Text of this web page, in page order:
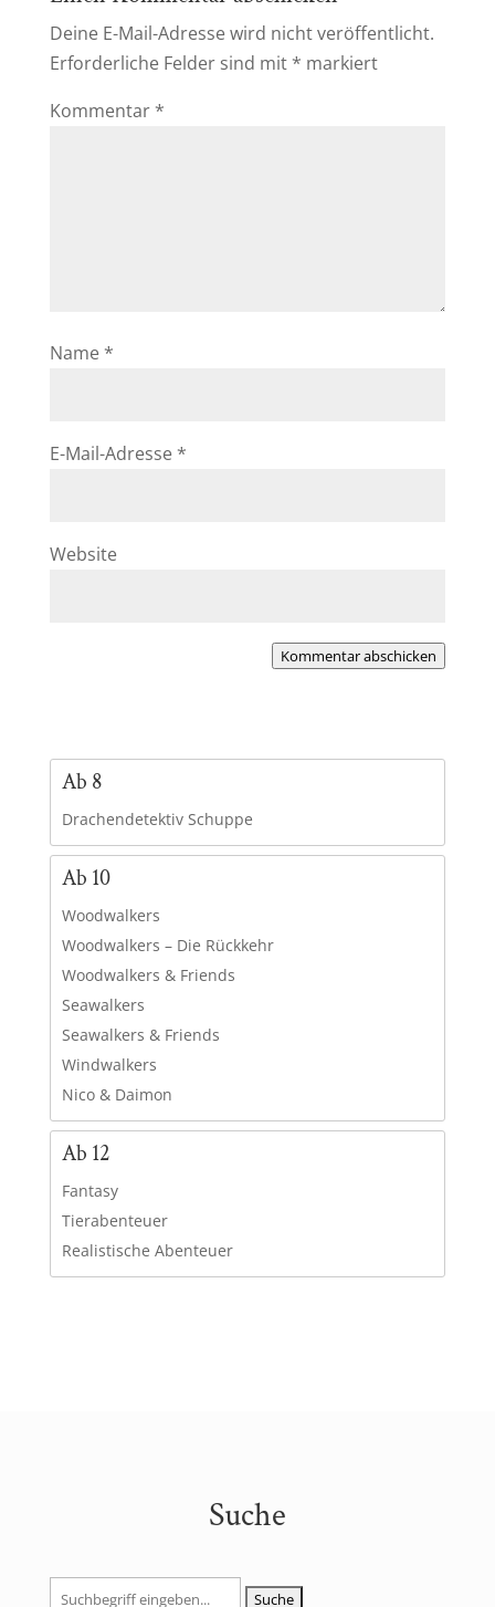
Deine E-Mail-Adresse wird nicht veröffentlicht.
Erforderliche Felder sind mit * markiert
Kommentar *
Name *
E-Mail-Adresse *
Website
Kommentar abschicken
Ab 8
Drachendetektiv Schuppe
Ab 10
Woodwalkers
Woodwalkers – Die Rückkehr
Woodwalkers & Friends
Seawalkers
Seawalkers & Friends
Windwalkers
Nico & Daimon
Ab 12
Fantasy
Tierabenteuer
Realistische Abenteuer
Suche
Suchen